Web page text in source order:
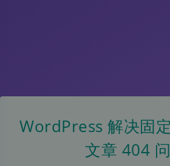
WordPress 解决固
文章 404